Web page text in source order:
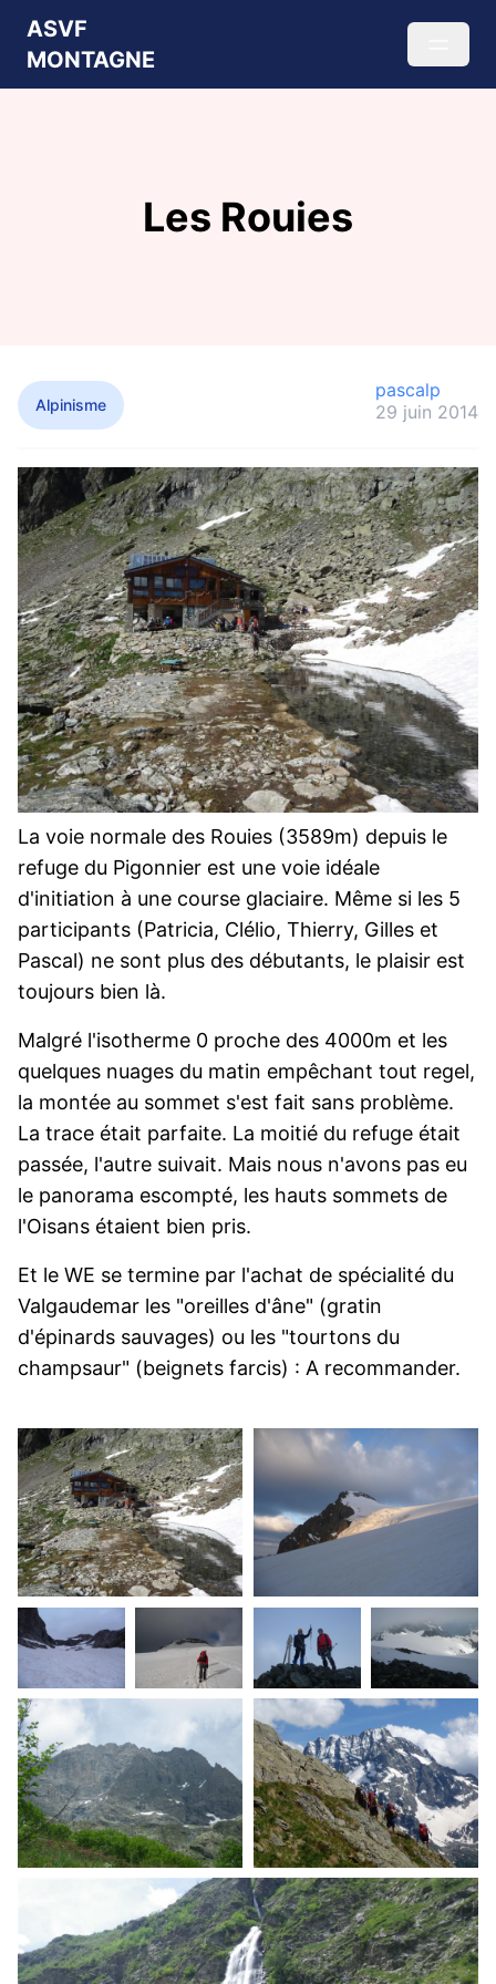
ASVF
MONTAGNE
Les Rouies
Alpinisme
pascalp
29 juin 2014
La voie normale des Rouies (3589m) depuis le
refuge du Pigonnier est une voie idéale
d'initiation à une course glaciaire. Même si les 5
participants (Patricia, Clélio, Thierry, Gilles et
Pascal) ne sont plus des débutants, le plaisir est
toujours bien là.
Malgré l'isotherme 0 proche des 4000m et les
quelques nuages du matin empêchant tout regel,
la montée au sommet s'est fait sans problème.
La trace était parfaite. La moitié du refuge était
passée, l'autre suivait. Mais nous n'avons pas eu
le panorama escompté, les hauts sommets de
l'Oisans étaient bien pris.
Et le WE se termine par l'achat de spécialité du
Valgaudemar les "oreilles d'âne" (gratin
d'épinards sauvages) ou les "tourtons du
champsaur" (beignets farcis) : A recommander.